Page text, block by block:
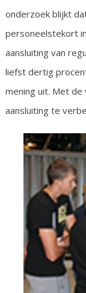
onderzoek blijkt
personeelstekort
aansluiting van
liefst dertig
mening uit. Met
aansluiting te